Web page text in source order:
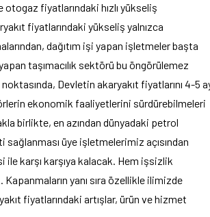
fiyatlarındaki hızlı yükseliş
fiyatlarındaki yükseliş yalnızca
dağıtım işi yapan işletmeler başta
taşımacılık sektörü bu öngörülemez
Devletin akaryakıt fiyatlarını 4-5
ekonomik faaliyetlerini sürdürebilmeleri
birlikte, en azından dünyadaki petrol
sağlanması üye işletmelerimiz açısından
karşı karşıya kalacak. Hem işsizlik
yanı sıra özellikle ilimizde
fiyatlarındaki artışlar, ürün ve hizmet